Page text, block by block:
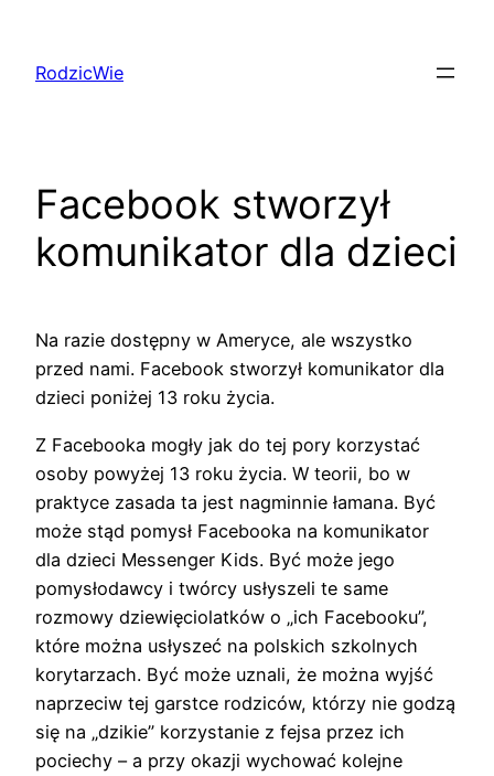
treściRodzicWie
Facebook stworzył
komunikator dla dzieci
Na razie dostępny w Ameryce, ale wszystko
przed nami. Facebook stworzył komunikator dla
dzieci poniżej 13 roku życia.
Z Facebooka mogły jak do tej pory korzystać
osoby powyżej 13 roku życia. W teorii, bo w
praktyce zasada ta jest nagminnie łamana. Być
może stąd pomysł Facebooka na komunikator
dla dzieci Messenger Kids. Być może jego
pomysłodawcy i twórcy usłyszeli te same
rozmowy dziewięciolatków o „ich Facebooku”,
które można usłyszeć na polskich szkolnych
korytarzach. Być może uznali, że można wyjść
naprzeciw tej garstce rodziców, którzy nie godzą
się na „dzikie” korzystanie z fejsa przez ich
pociechy – a przy okazji wychować kolejne